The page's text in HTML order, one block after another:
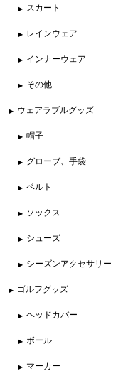
スカート
レインウェア
インナーウェア
その他
ウェアラブルグッズ
帽子
グローブ、手袋
ベルト
ソックス
シューズ
シーズンアクセサリー
ゴルフグッズ
ヘッドカバー
ボール
マーカー